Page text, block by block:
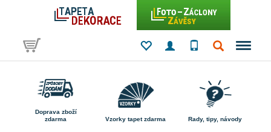
Doprava zboží
zdarma
Vzorky tapet zdarma Rady, tipy, návody